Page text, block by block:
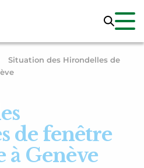
Situation des Hirondelles de
de fenêtre
à Genève